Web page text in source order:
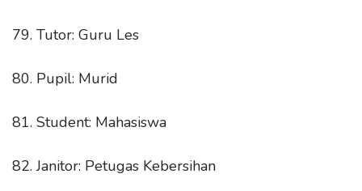
79. Tutor: Guru Les
80. Pupil: Murid
81. Student: Mahasiswa
82. Janitor: Petugas Kebersihan